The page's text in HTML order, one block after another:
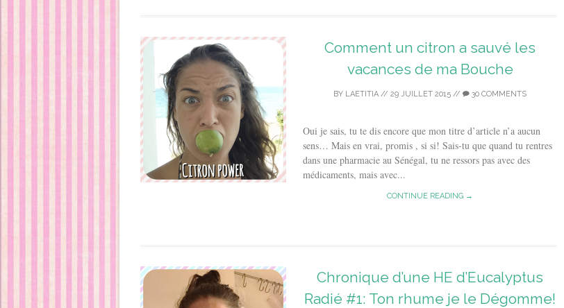
Comment un citron a sauvé les
vacances de ma Bouche
BY LAETITIA // 29 JUILLET 2015 // 30 COMMENTS
Oui je sais, tu te dis encore que mon titre d’article n’a aucun
sens… Mais en vrai, promis , si si! Sais-tu que quand tu rentres
dans une pharmacie au Sénégal, tu ne ressors pas avec des
médicaments, mais avec...
CONTINUE READING →
Chronique d’une HE d’Eucalyptus
Radié #1: Ton rhume je le Dégomme!